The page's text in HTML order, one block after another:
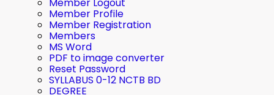
Member Profile
Member Registration
Members
MS Word
PDF to image converter
Reset Password
SYLLABUS 0-12 NCTB BD
DEGREE